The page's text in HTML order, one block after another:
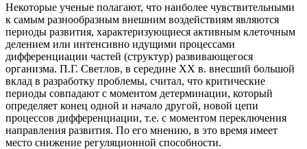
Некоторые ученые полагают, что наиболее чувствительными
к самым разнообразным внешним воздействиям являются
периоды развития, характеризующиеся активным клеточным
делением или интенсивно идущими процессами
дифференциации частей (структур) развивающегося
организма. П.Г. Светлов, в середине XX в. внесший большой
вклад в разработку проблемы, считал, что критические
периоды совпадают с моментом детерминации, который
определяет конец одной и начало другой, новой цепи
процессов дифференциации, т.е. с моментом переключения
направления развития. По его мнению, в это время имеет
место снижение регуляционной способности.